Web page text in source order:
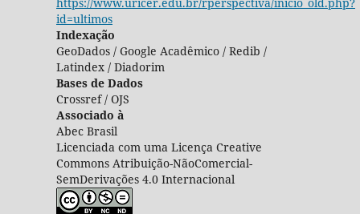
id=ultimos
Indexação
GeoDados / Google Acadêmico / Redib /
Latindex / Diadorim
Bases de Dados
Crossref / OJS
Associado à
Abec Brasil
Licenciada com uma Licença Creative
Commons Atribuição-NãoComercial-
SemDerivações 4.0 Internacional